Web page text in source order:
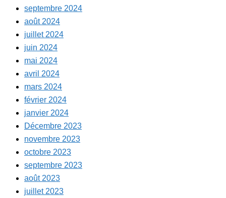
septembre 2024
août 2024
juillet 2024
juin 2024
mai 2024
avril 2024
mars 2024
février 2024
janvier 2024
Décembre 2023
novembre 2023
octobre 2023
septembre 2023
août 2023
juillet 2023